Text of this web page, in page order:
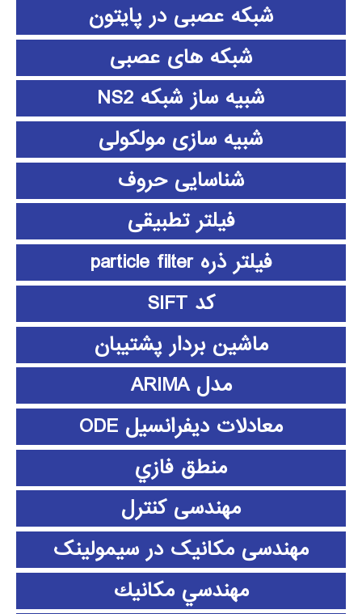
شبکه عصبی در پایتون
شبکه های عصبی
شبیه ساز شبکه NS2
شبیه سازی مولکولی
شناسایی حروف
فیلتر تطبیقی
فیلتر ذره particle filter
کد SIFT
ماشین بردار پشتیبان
مدل ARIMA
معادلات دیفرانسیل ODE
منطق فازي
مهندسی کنترل
مهندسی مکانیک در سیمولینک
مهندسي مكانيك